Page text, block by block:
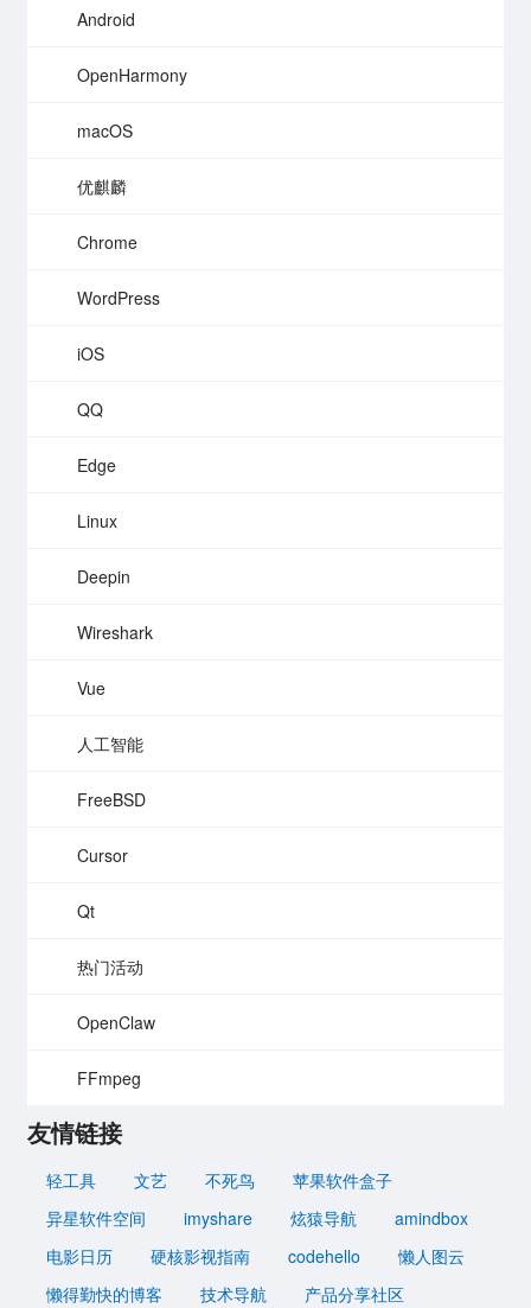
Android
OpenHarmony
macOS
优麒麟
Chrome
WordPress
iOS
QQ
Edge
Linux
Deepin
Wireshark
Vue
人工智能
FreeBSD
Cursor
Qt
热门活动
OpenClaw
FFmpeg
友情链接
轻工具 文艺 不死鸟
苹果软件盒子
异星软件空间
imyshare 炫猿导航
amindbox
电影日历
硬核影视指南 codehello
懒人图云
懒得勤快的博客
技术导航 产品分享社区